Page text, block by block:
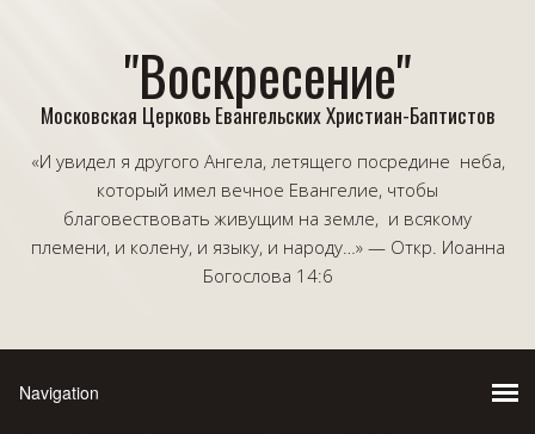
"Воскресение"
Московская Церковь Евангельских Христиан-Баптистов
«И увидел я другого Ангела, летящего посредине неба,
который имел вечное Евангелие, чтобы
благовествовать живущим на земле, и всякому
племени, и колену, и языку, и народу…» — Откр. Иоанна
Богослова 14:6